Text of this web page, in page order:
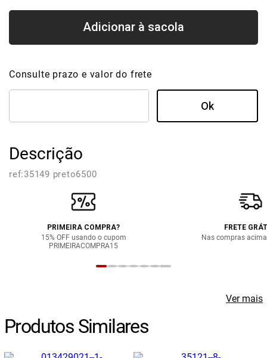
Consulte prazo e valor do frete
Descrição
ref:35149 preto6500
PRIMEIRA COMPRA?
15% OFF usando o cupom
PRIMEIRACOMPRA15
FRETE
Nas compras
Produtos Similares
Ver mais